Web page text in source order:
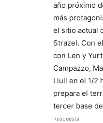
año próximo
más
el sitio actual
Strazel. Con
con Len y
Campazzo,
Llull en el 1/2
prepara el
tercer base
Respuesta